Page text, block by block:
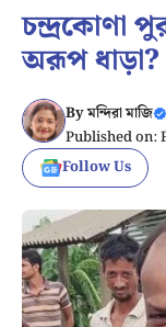
চন্দ্রকোণা
অরূপ ধাড়া?
Byমন্দিরা মাজি
Published on:
Follow Us